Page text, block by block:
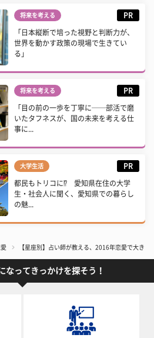
将来を考える PR
「日本縦断で培った視野と判断力が、
世界を動かす政策の現場で生きてい
る」
将来を考える PR
「目の前の一歩を丁寧に──部活で磨
いたタフネスが、国の未来を考える仕
事に...
大学生活 PR
都民もトリコに⁉ 愛知県在住の大学
生・社会人に聞く、愛知県での暮らし
の魅...
【星座別】占い師が教える、2016年恋愛で大きな
なってきっかけを探そう！